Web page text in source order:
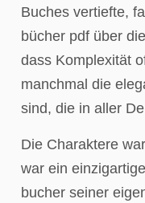
Buches vertiefte,
bücher pdf über
dass Komplexität
manchmal die
sind, die in aller
Die Charaktere
war ein
bucher seiner